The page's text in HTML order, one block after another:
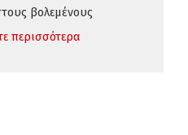
βολεμένους
περισσότερα